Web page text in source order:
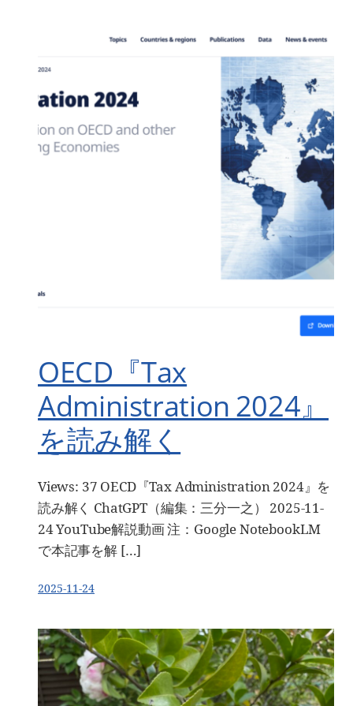
OECD『Tax
Administration 2024』
を読み解く
Views: 37 OECD『Tax Administration 2024』を
読み解く ChatGPT（編集：三分一之） 2025-11-
24 YouTube解説動画 注：Google NotebookLM
で本記事を解 […]
2025-11-24